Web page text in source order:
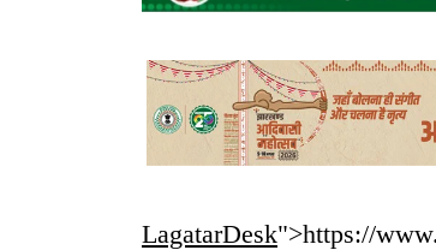
LagatarDesk">https://